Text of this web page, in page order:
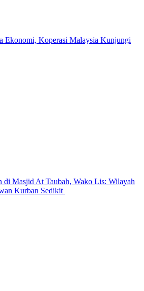
Ekonomi, Koperasi Malaysia Kunjungi
di Masjid At Taubah, Wako Lis: Wilayah
Kurban Sedikit